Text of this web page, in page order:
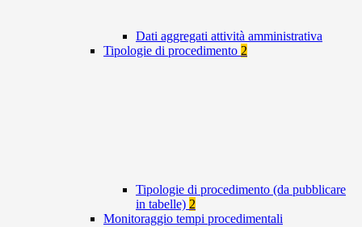
Dati aggregati attività amministrativa
Tipologie di procedimento 2
Tipologie di procedimento (da pubblicare
in tabelle) 2
Monitoraggio tempi procedimentali